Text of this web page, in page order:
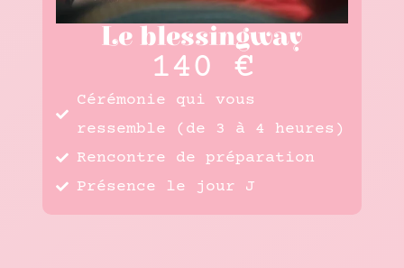
Le blessingway
140 €
Cérémonie qui vous
ressemble (de 3 à 4 heures)
Rencontre de préparation
Présence le jour J